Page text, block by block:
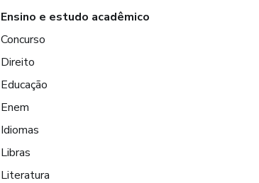
Ensino e estudo acadêmico
Concurso
Direito
Educação
Enem
Idiomas
Libras
Literatura